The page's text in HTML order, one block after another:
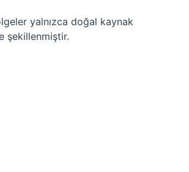
yalnızca doğal kaynak
şekillenmiştir.